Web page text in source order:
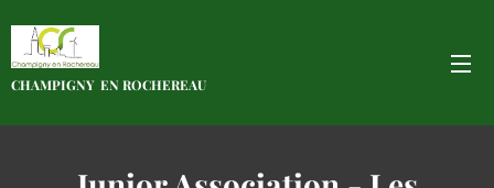
CHAMPIGNY EN ROCHEREAU